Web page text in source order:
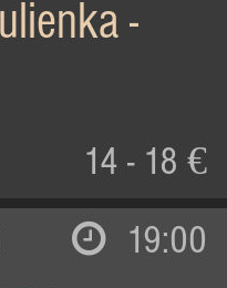
-
14 - 18 €
19:00